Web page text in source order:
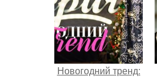
Новогодний тренд: